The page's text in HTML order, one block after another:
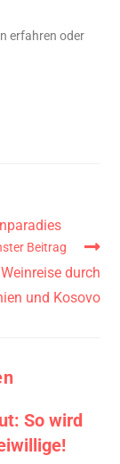
erfahren oder
Beitrag
durch
und Kosovo
So wird